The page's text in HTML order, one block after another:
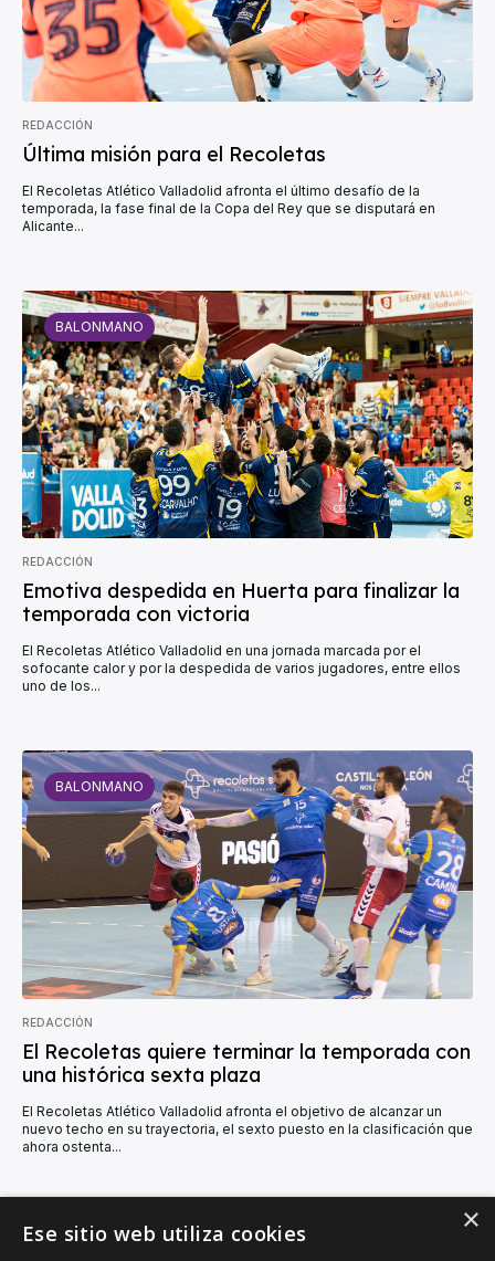
REDACCIÓN
Última misión para el Recoletas
El Recoletas Atlético Valladolid afronta el último desafío de la
temporada, la fase final de la Copa del Rey que se disputará en
Alicante...
BALONMANO
REDACCIÓN
Emotiva despedida en Huerta para finalizar la
temporada con victoria
El Recoletas Atlético Valladolid en una jornada marcada por el
sofocante calor y por la despedida de varios jugadores, entre ellos
uno de los...
BALONMANO
REDACCIÓN
El Recoletas quiere terminar la temporada con
una histórica sexta plaza
El Recoletas Atlético Valladolid afronta el objetivo de alcanzar un
nuevo techo en su trayectoria, el sexto puesto en la clasificación que
ahora ostenta...
×
Ese sitio web utiliza cookies